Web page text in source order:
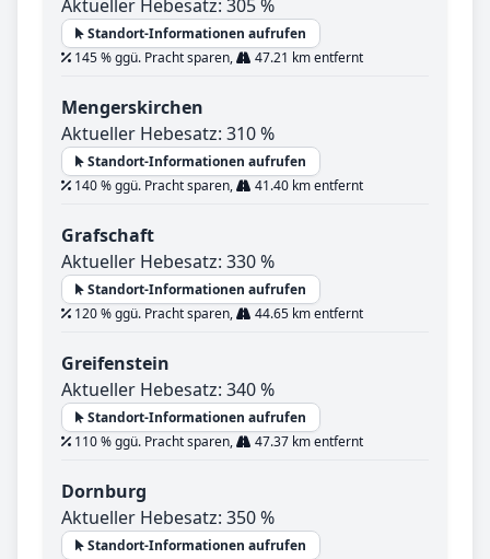
Aktueller Hebesatz: 305 %
Standort-Informationen aufrufen
145 % ggü. Pracht sparen,
47.21 km entfernt
Mengerskirchen
Aktueller Hebesatz: 310 %
Standort-Informationen aufrufen
140 % ggü. Pracht sparen,
41.40 km entfernt
Grafschaft
Aktueller Hebesatz: 330 %
Standort-Informationen aufrufen
120 % ggü. Pracht sparen,
44.65 km entfernt
Greifenstein
Aktueller Hebesatz: 340 %
Standort-Informationen aufrufen
110 % ggü. Pracht sparen,
47.37 km entfernt
Dornburg
Aktueller Hebesatz: 350 %
Standort-Informationen aufrufen